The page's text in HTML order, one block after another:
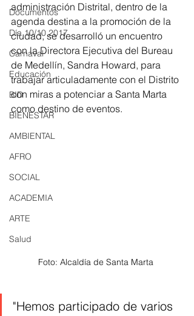
Documentos
Día 10/10 2017
Carnaval
Educación
BID
BIENESTAR
AMBIENTAL
AFRO
SOCIAL
ACADEMIA
ARTE
Salud
administración Distrital, dentro de la
agenda destina a la promoción de la
ciudad, se desarrolló un encuentro
con la Directora Ejecutiva del Bureau
de Medellín, Sandra Howard, para
trabajar articuladamente con el Distrito
con miras a potenciar a Santa Marta
como destino de eventos.
Foto: Alcaldía de Santa Marta
"Hemos participado de varios